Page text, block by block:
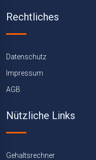
Rechtliches
Datenschutz
Impressum
AGB
Nützliche Links
Gehaltsrechner